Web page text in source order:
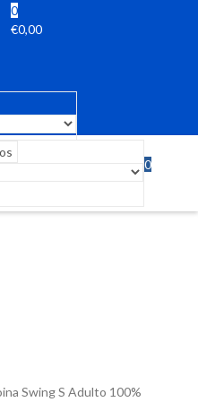
0
€0,00
0
Swing S Adulto 100%